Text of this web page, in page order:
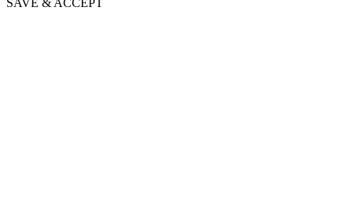
SAVE & ACCEPT